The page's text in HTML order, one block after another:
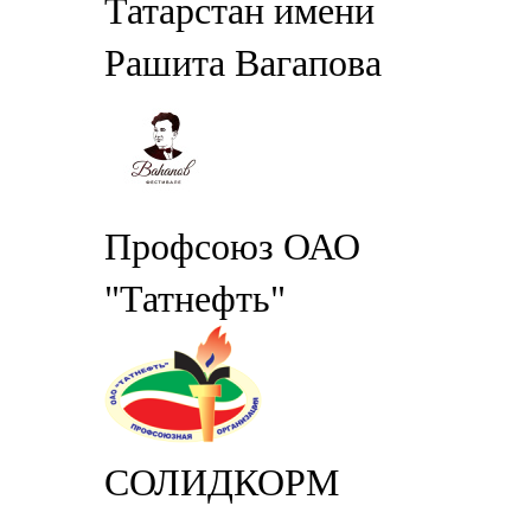
Татарстан имени
Рашита Вагапова
Профсоюз ОАО
"Татнефть"
СОЛИДКОРМ